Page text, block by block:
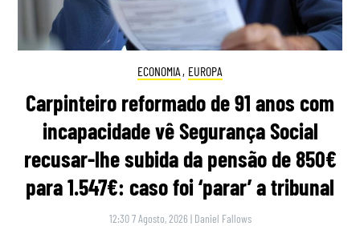
ECONOMIA , EUROPA
Carpinteiro reformado de 91 anos com
incapacidade vê Segurança Social
recusar-lhe subida da pensão de 850€
para 1.547€: caso foi ‘parar’ a tribunal
12:30 7 Agosto, 2026 | Daniel Fallows